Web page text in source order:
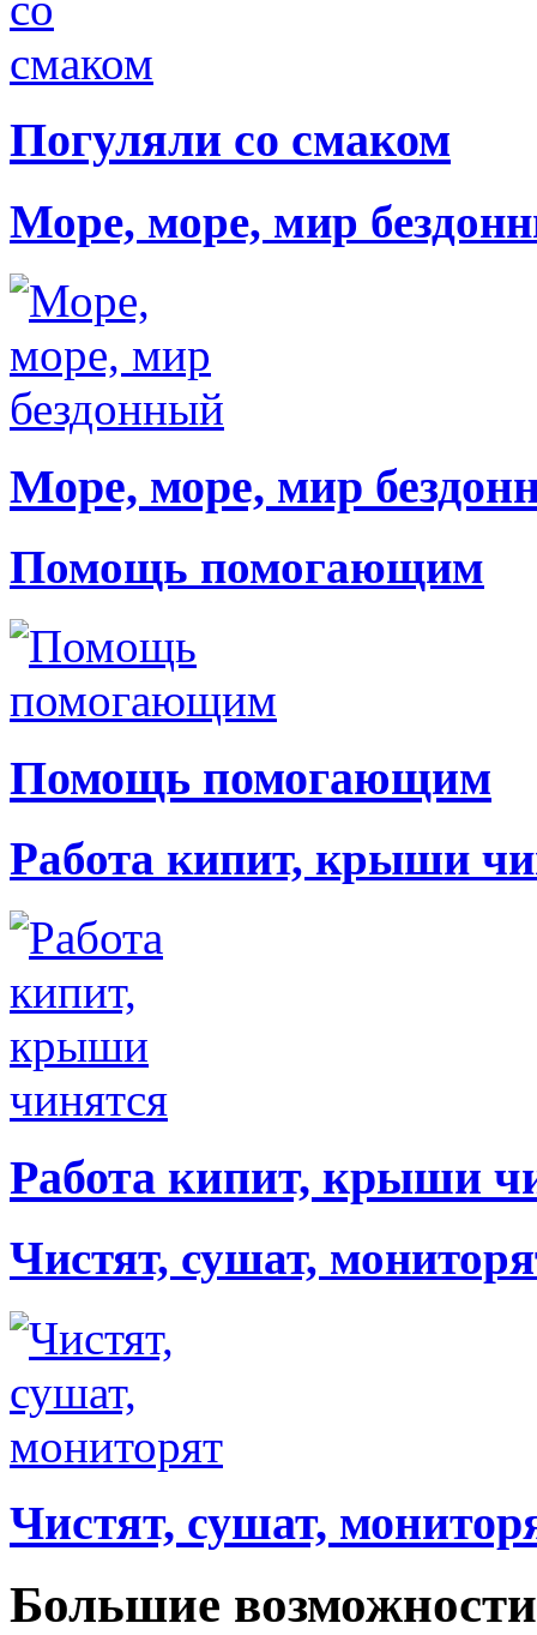
Погуляли со смаком
Море, море, мир
Море, море, мир
Помощь помогающим
Помощь помогающим
Работа кипит, крыши
Работа кипит, крыши
Чистят, сушат,
Чистят, сушат,
Большие